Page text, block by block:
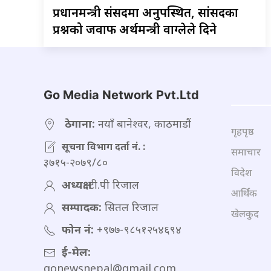
प्रधानमन्त्रीसंसदमा अनुपस्थित, सांसदका
प्रश्नको जवाफ अर्थमन्त्री वाग्लेले दिने
Go Media Network Pvt.Ltd
ठेगाना: नयाँ बानेश्वर, काठमाडौं
सूचना विभाग दर्ता नं. :
३७१५-२०७९/८०
अध्यक्ष:टी.पी रिजाल
सम्पादक: सितल रिजाल
फोन नं: +९७७-९८५१२५४६९४
ई-मेल:
gonewsnepal@gmail.com
गृहपृष्ठ
समाचार
विदेश
आर्थिक
खेलकुद